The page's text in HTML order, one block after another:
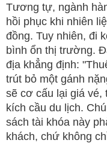
Tương tự, ngành
hồi phục khi nhiên
đồng. Tuy nhiên, đi
bình ổn thị trường.
địa khẳng định:
trút bỏ một gánh
sẽ cơ cấu lại giá vé,
kích cầu du lịch.
sách tài khóa này
khách, chứ không